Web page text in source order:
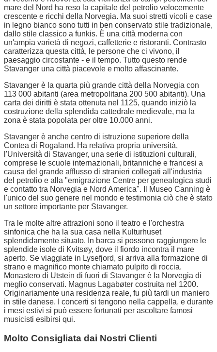
mare del Nord ha reso la capitale del petrolio velocemente
crescente e ricchi della Norvegia. Ma suoi stretti vicoli e case
in legno bianco sono tutti in ben conservato stile tradizionale,
dallo stile classico a funkis. È una città moderna con
un'ampia varietà di negozi, caffetterie e ristoranti. Contrasto
caratterizza questa città, le persone che ci vivono, il
paesaggio circostante - e il tempo. Tutto questo rende
Stavanger una città piacevole e molto affascinante.
Stavanger è la quarta più grande città della Norvegia con
113 000 abitanti (area metropolitana 200 500 abitanti). Una
carta dei diritti è stata ottenuta nel 1125, quando iniziò la
costruzione della splendida cattedrale medievale, ma la
zona è stata popolata per oltre 10.000 anni.
Stavanger è anche centro di istruzione superiore della
Contea di Rogaland. Ha relativa propria università,
l'Università di Stavanger, una serie di istituzioni culturali,
comprese le scuole internazionali, britanniche e francesi a
causa del grande afflusso di stranieri collegati all'industria
del petrolio e alla "emigrazione Centre per genealogica studi
e contatto tra Norvegia e Nord America". Il Museo Canning è
l'unico del suo genere nel mondo e testimonia ciò che è stato
un settore importante per Stavanger.
Tra le molte altre attrazioni sono il teatro e l'orchestra
sinfonica che ha la sua casa nella Kulturhuset
splendidamente situato. In barca si possono raggiungere le
splendide isole di Kvitsøy, dove il fiordo incontra il mare
aperto. Se viaggiate in Lysefjord, si arriva alla formazione di
strano e magnifico monte chiamato pulpito di roccia.
Monastero di Utstein di fuori di Stavanger è la Norvegia di
meglio conservati. Magnus Lagabøter costruita nel 1200.
Originariamente una residenza reale, fu più tardi un maniero
in stile danese. I concerti si tengono nella cappella, e durante
i mesi estivi si può essere fortunati per ascoltare famosi
musicisti esibirsi qui.
Molto Consigliata dai Nostri Clienti